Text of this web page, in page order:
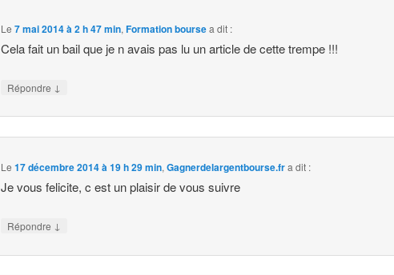
Le7 mai 2014 à 2 h 47 min,Formation boursea dit :
Cela fait un bail que je n avais pas lu un article de cette trempe !!!
Répondre ↓
Le17 décembre 2014 à 19 h 29 min,Gagnerdelargentbourse.fra dit :
Je vous felicite, c est un plaisir de vous suivre
Répondre ↓